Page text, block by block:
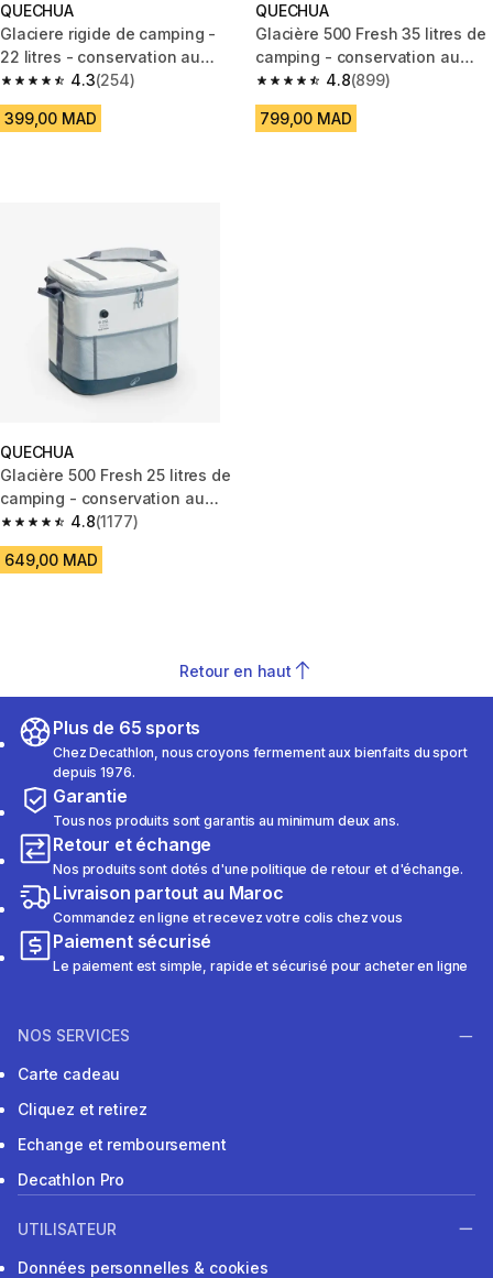
QUECHUA
Glaciere rigide de camping -
22 litres - conservation au
frais 5 heures
4.3
4.3 out of 5 stars from 254 reviews
(254)
399,00 MAD
QUECHUA
Glacière 500 Fresh 35 litres de
camping - conservation au
frais 17 heures
4.8
4.8 out of 5 stars from 899
(899)
799,00 MAD
QUECHUA
Glacière 500 Fresh 25 litres de
camping - conservation au
frais 15 heures
4.8
4.8 out of 5 stars from 1177 reviews
(1177)
649,00 MAD
Retour en haut
Plus de 65 sports
Chez Decathlon, nous croyons fermement aux bienfaits du sport
depuis 1976.
Garantie
Tous nos produits sont garantis au minimum deux ans.
Retour et échange
Nos produits sont dotés d'une politique de retour et d'échange.
Livraison partout au Maroc
Commandez en ligne et recevez votre colis chez vous
Paiement sécurisé
Le paiement est simple, rapide et sécurisé pour acheter en ligne
NOS SERVICES
Carte cadeau
Cliquez et retirez
Echange et remboursement
Decathlon Pro
UTILISATEUR
Données personnelles & cookies